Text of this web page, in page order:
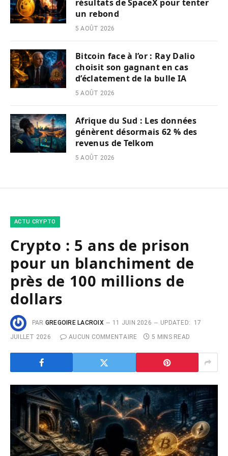
résultats de SpaceX pour tenter
un rebond
5 AOÛT 2026
Bitcoin face à l’or : Ray Dalio
choisit son gagnant en cas
d’éclatement de la bulle IA
5 AOÛT 2026
Afrique du Sud : Les données
génèrent désormais 62 % des
revenus de Telkom
5 AOÛT 2026
ACTU CRYPTO
Crypto : 5 ans de prison
pour un blanchiment de
près de 100 millions de
dollars
PAR GREGOIRE LACROIX 11 JUIN 2026 UPDATED:
17
JUILLET 2026
AUCUN COMMENTAIRE 5 MINS READ